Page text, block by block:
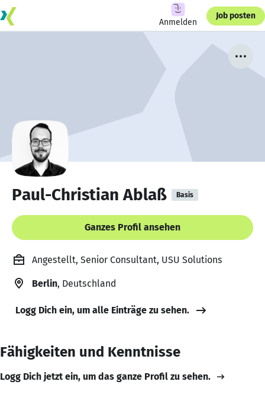
Anmelden
Job posten
Paul-Christian Ablaß Basis
Ganzes Profil ansehen
Angestellt, Senior Consultant, USU Solutions
Berlin, Deutschland
Logg Dich ein, um alle Einträge zu sehen.
Fähigkeiten und Kenntnisse
Logg Dich jetzt ein, um das ganze Profil zu sehen.